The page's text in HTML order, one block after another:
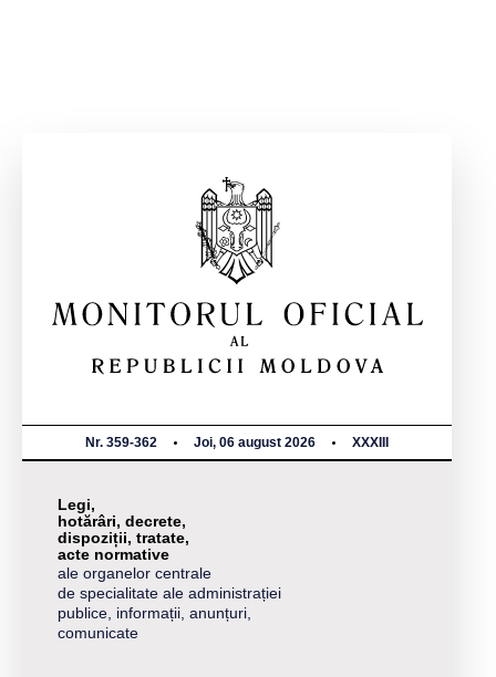
Nr. 359-362 Joi, 06 august 2026 XXXIII
Legi,
hotărâri, decrete,
dispoziții, tratate,
acte normative
ale organelor centrale
de specialitate ale administrației
publice, informații, anunțuri,
comunicate